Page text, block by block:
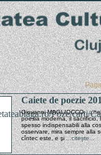
Caiete de poezie
Giovanni MAGLIOCCO:
poesia moderna, il
spesso indispensabili alla
osservare, mira sempre alla
cîntec este, e şi...citește...